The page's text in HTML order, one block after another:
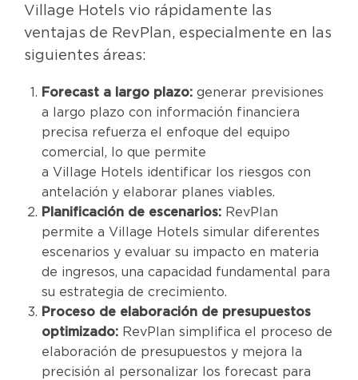
Village Hotels vio rápidamente las
ventajas de RevPlan, especialmente en las
siguientes áreas:
Forecast a largo plazo: generar previsiones
a largo plazo con información financiera
precisa refuerza el enfoque del equipo
comercial, lo que permite
a Village Hotels identificar los riesgos con
antelación y elaborar planes viables.
Planificación de escenarios: RevPlan
permite a Village Hotels simular diferentes
escenarios y evaluar su impacto en materia
de ingresos, una capacidad fundamental para
su estrategia de crecimiento.
Proceso de elaboración de presupuestos
optimizado: RevPlan simplifica el proceso de
elaboración de presupuestos y mejora la
precisión al personalizar los forecast para